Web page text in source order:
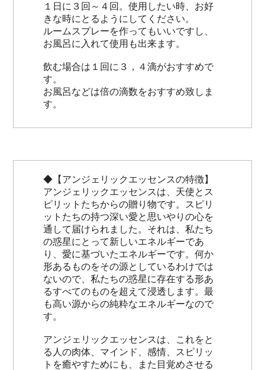
１日に３回～４回。使用したい時、お好
きな時にとるようにしてください。
ルームスプレーを作ってもいいですし、
お風呂に入れて使用も出来ます。
飲む場合は１回に３，４滴がおすすめで
す。
お風呂などは倍の滴数をおすすめ致しま
す。
◆【アンジェリックエッセンスの特徴】
アンジェリックエッセンスは、天使とス
ピリットたちからの贈り物です。スピリ
ットたちの持つ深い愛と思いやりの心を
通して届けられました。それは、私たち
の惑星にとって新しいエネルギーであ
り、愛に基づいたエネルギーです。何か
形あるものをその源としているわけでは
ないので、私たちの惑星に存在する形あ
るすべてのものを超えて浸透します。最
も高い源からの純粋なエネルギーなので
す。
アンジェリックエッセンスは、これをと
る人の肉体、マインド、感情、スピリッ
トを癒やすためにも、また目覚めさせる